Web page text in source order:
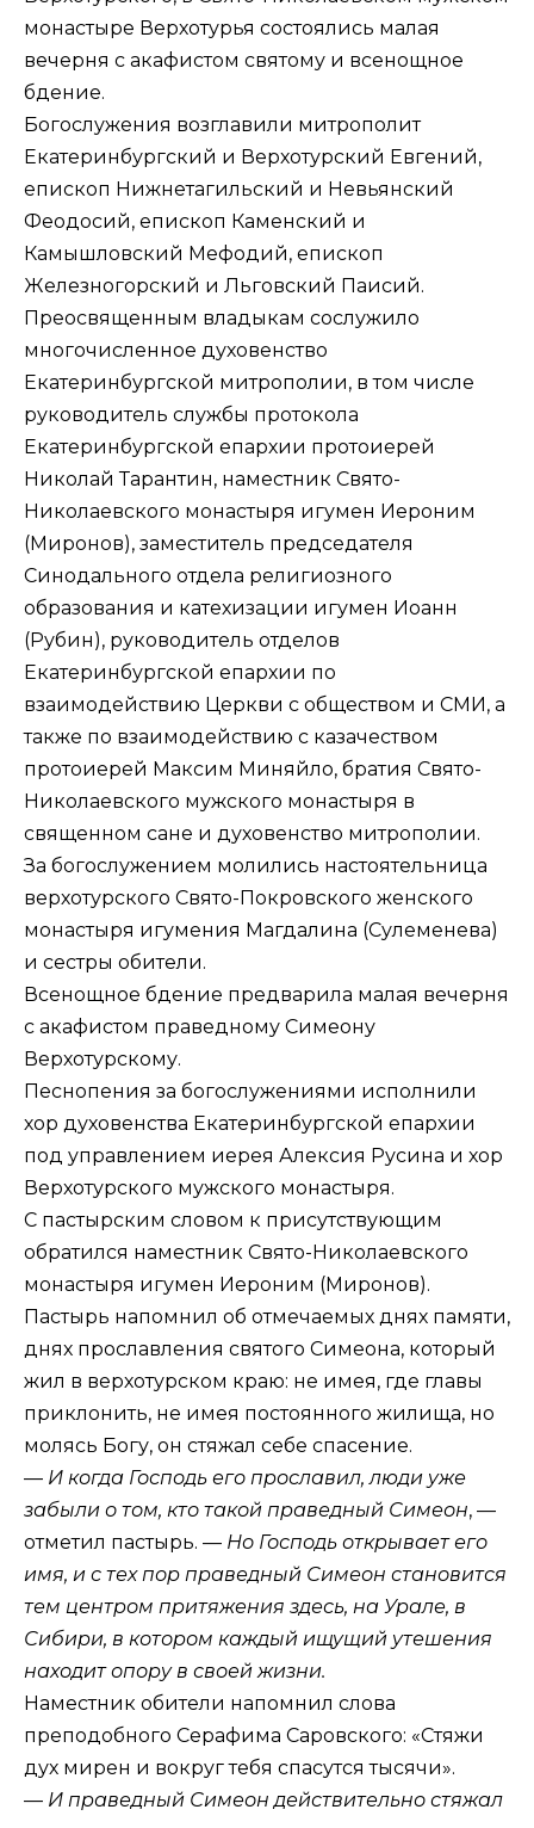
монастыре Верхотурья состоялись малая
вечерня с акафистом святому и всенощное
бдение.
Богослужения возглавили митрополит
Екатеринбургский и Верхотурский Евгений,
епископ Нижнетагильский и Невьянский
Феодосий, епископ Каменский и
Камышловский Мефодий, епископ
Железногорский и Льговский Паисий.
Преосвященным владыкам сослужило
многочисленное духовенство
Екатеринбургской митрополии, в том числе
руководитель службы протокола
Екатеринбургской епархии протоиерей
Николай Тарантин, наместник Свято-
Николаевского монастыря игумен Иероним
(Миронов), заместитель председателя
Синодального отдела религиозного
образования и катехизации игумен Иоанн
(Рубин), руководитель отделов
Екатеринбургской епархии по
взаимодействию Церкви с обществом и СМИ, а
также по взаимодействию с казачеством
протоиерей Максим Миняйло, братия Свято-
Николаевского мужского монастыря в
священном сане и духовенство митрополии.
За богослужением молились настоятельница
верхотурского Свято-Покровского женского
монастыря игумения Магдалина (Сулеменева)
и сестры обители.
Всенощное бдение предварила малая вечерня
с акафистом праведному Симеону
Верхотурскому.
Песнопения за богослужениями исполнили
хор духовенства Екатеринбургской епархии
под управлением иерея Алексия Русина и хор
Верхотурского мужского монастыря.
С пастырским словом к присутствующим
обратился наместник Свято-Николаевского
монастыря игумен Иероним (Миронов).
Пастырь напомнил об отмечаемых днях памяти,
днях прославления святого Симеона, который
жил в верхотурском краю: не имея, где главы
приклонить, не имея постоянного жилища, но
молясь Богу, он стяжал себе спасение.
— И когда Господь его прославил, люди уже
забыли о том, кто такой праведный Симеон, —
отметил пастырь. — Но Господь открывает его
имя, и с тех пор праведный Симеон становится
тем центром притяжения здесь, на Урале, в
Сибири, в котором каждый ищущий утешения
находит опору в своей жизни.
Наместник обители напомнил слова
преподобного Серафима Саровского: «Стяжи
дух мирен и вокруг тебя спасутся тысячи».
— И праведный Симеон действительно стяжал